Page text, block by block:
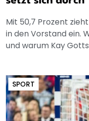
Mit 50,7 Prozent
in den Vorstand ein.
und warum Kay
SPORT